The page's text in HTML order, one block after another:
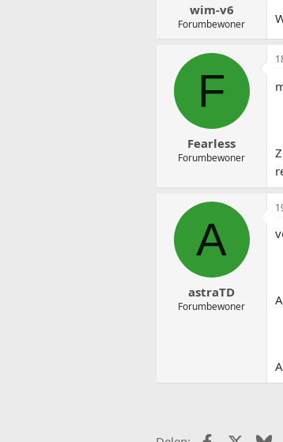
wim-v6
Forumbewoner
F
Fearless
Forumbewoner
A
astraTD
Forumbewoner